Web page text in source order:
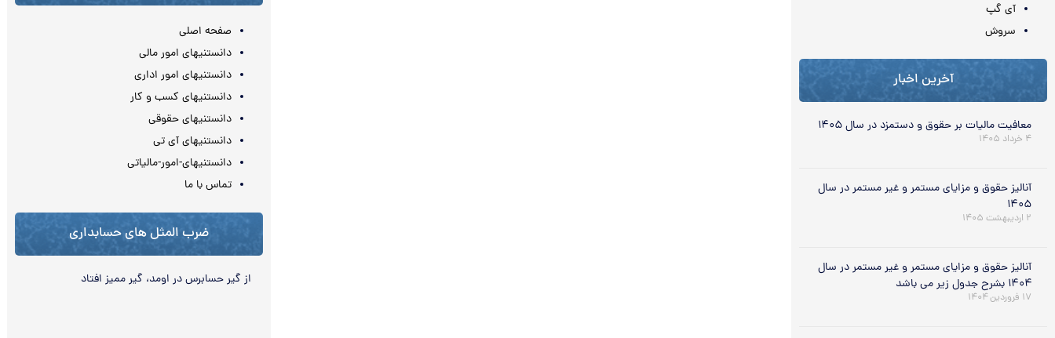
آی گپ
سروش
آخرین اخبار
معافیت مالیات بر حقوق و دستمزد در سال ۱۴۰۵
۴ خرداد ۱۴۰۵
آنالیز حقوق و مزایای مستمر و غیر مستمر در سال
۱۴۰۵
۲ اردیبهشت ۱۴۰۵
آنالیز حقوق و مزایای مستمر و غیر مستمر در سال
۱۴۰۴ بشرح جدول زیر می باشد
۱۷ فروردین ۱۴۰۴
صفحه اصلی
دانستنیهای امور مالی
دانستنیهای امور اداری
دانستنیهای کسب و کار
دانستنیهای حقوقی
دانستنیهای آی تی
دانستنیهای-امور-مالیاتی
تماس با ما
ضرب المثل های حسابداری
از گير حسابرس در اومد، گير ممیز افتاد